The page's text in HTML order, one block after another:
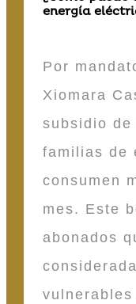
energía
Por
Xiomara
subsidio
familias de
consumen
mes. Este
abonados